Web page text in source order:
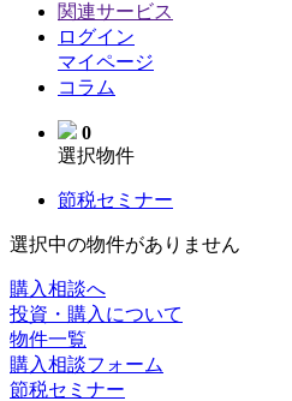
関連サービス
ログイン
マイページ
コラム
0
選択物件
節税セミナー
選択中の物件がありません
購入相談へ
投資・購入について
物件一覧
購入相談フォーム
節税セミナー